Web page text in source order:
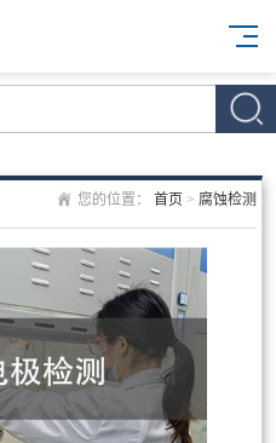
您的位置： 首页 > 腐蚀检测